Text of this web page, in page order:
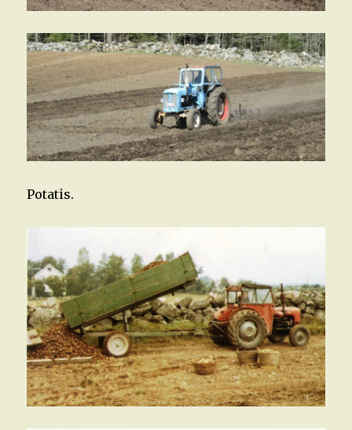
Potatis.